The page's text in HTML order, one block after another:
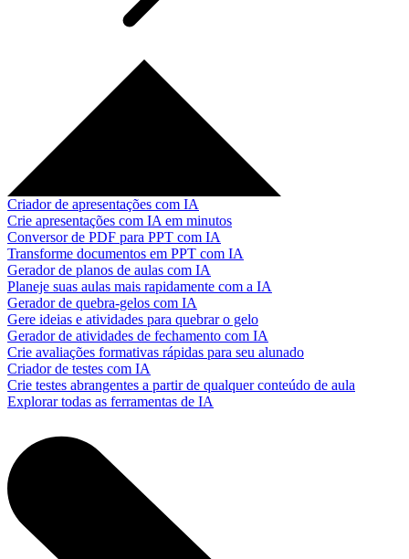
Criador de apresentações com IA
Crie apresentações com IA em minutos
Conversor de PDF para PPT com IA
Transforme documentos em PPT com IA
Gerador de planos de aulas com IA
Planeje suas aulas mais rapidamente com a IA
Gerador de quebra-gelos com IA
Gere ideias e atividades para quebrar o gelo
Gerador de atividades de fechamento com IA
Crie avaliações formativas rápidas para seu alunado
Criador de testes com IA
Crie testes abrangentes a partir de qualquer conteúdo de aula
Explorar todas as ferramentas de IA